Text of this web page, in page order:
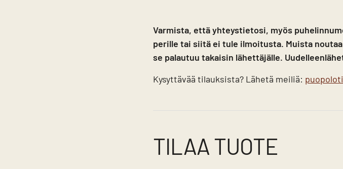
Varmista, että yhteystietosi, myös
perille tai siitä ei tule ilmoitusta. Muista
se palautuu takaisin lähettäjälle.
Kysyttävää tilauksista? Lähetä meiliä:
TILAA TUOTE